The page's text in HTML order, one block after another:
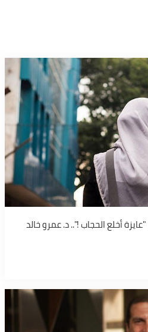
أخلع الحجاب !".. د. عمرو خالد